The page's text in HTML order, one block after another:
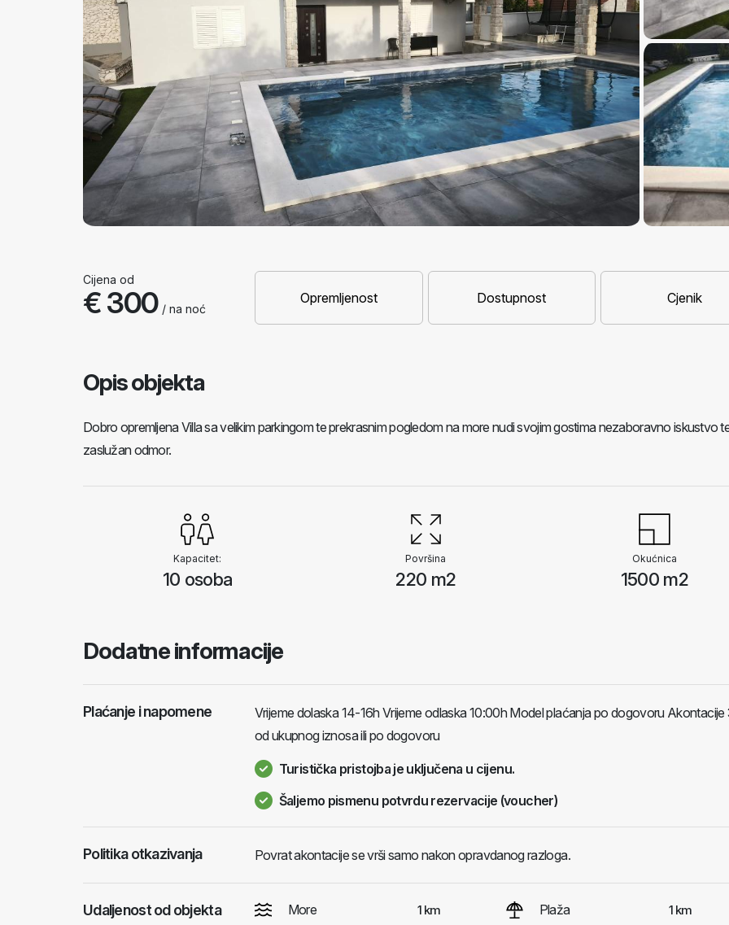
Cijena od
€ 300/ na noć
Opremljenost Dostupnost Cjenik
Opis objekta
Dobro opremljena Villa sa velikim parkingom te prekrasnim pogledom na more nudi svojim gostima nezaboravno iskustvo
zaslužan odmor.
Kapacitet:
10 osoba
Površina
220 m2
Okućnica
1500 m2
Dodatne informacije
Plaćanje i napomene
Vrijeme dolaska 14-16h Vrijeme odlaska 10:00h Model plaćanja po dogovoru
od ukupnog iznosa ili po dogovoru
Turistička pristojba je uključena u cijenu.
Šaljemo pismenu potvrdu rezervacije (voucher)
Politika otkazivanja Povrat akontacije se vrši samo nakon opravdanog razloga.
Udaljenost od objekta More 1 km Plaža 1 km